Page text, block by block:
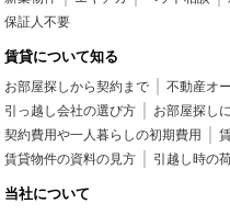
保証人不要
賃貸について知る
お部屋探しから契約まで 不動産オ
引っ越し会社の選び方
お部屋探し
契約費用や一人暮らしの初期費用
賃貸物件の資料の見方
引越し時の
当社について